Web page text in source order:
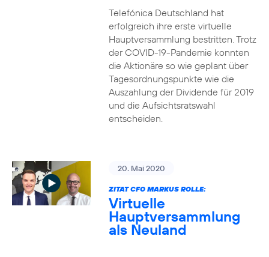
Telefónica Deutschland hat
erfolgreich ihre erste virtuelle
Hauptversammlung bestritten. Trotz
der COVID-19-Pandemie konnten
die Aktionäre so wie geplant über
Tagesordnungspunkte wie die
Auszahlung der Dividende für 2019
und die Aufsichtsratswahl
entscheiden.
20. Mai 2020
ZITAT CFO MARKUS ROLLE:
Virtuelle
Hauptversammlung
als Neuland